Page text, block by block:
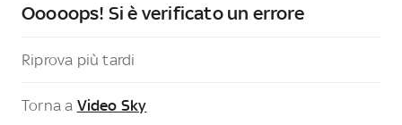
Ooooops! Si è verificato un errore
Riprova più tardi
Torna a Video Sky